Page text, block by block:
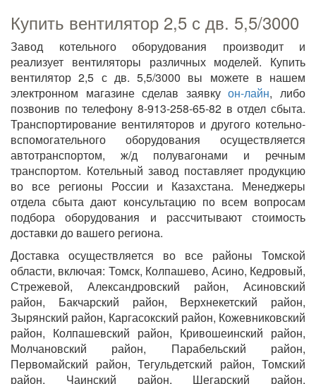
Купить вентилятор 2,5 с дв. 5,5/3000
Завод котельного оборудования производит и
реализует вентиляторы различных моделей. Купить
вентилятор 2,5 с дв. 5,5/3000 вы можете в нашем
электронном магазине сделав заявкуон-лайн, либо
позвонив по телефону 8-913-258-65-82 в отдел сбыта.
Транспортирование вентиляторов и другого котельно-
вспомогательного оборудования осуществляется
автотранспортом, ж/д полувагонами и речным
транспортом. Котельный завод поставляет продукцию
во все регионы России и Казахстана. Менеджеры
отдела сбыта дают консультацию по всем вопросам
подбора оборудования и рассчитывают стоимость
доставки до вашего региона.
Доставка осуществляется во все районы Томской
области, включая: Томск, Колпашево, Асино, Кедровый,
Стрежевой, Александровский район, Асиновский
район, Бакчарский район, Верхнекетский район,
Зырянский район, Каргасокский район, Кожевниковский
район, Колпашевский район, Кривошеинский район,
Молчановский район, Парабельский район,
Первомайский район, Тегульдетский район, Томский
район, Чаинский район, Шегарский район,